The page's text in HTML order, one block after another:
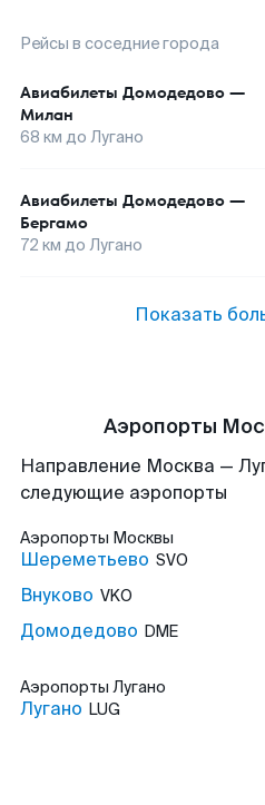
Рейсы в соседние города
Авиабилеты Домодедово —
Милан
68 км до Лугано
Авиабилеты Домодедово —
Бергамо
72 км до Лугано
Показать
Аэропорты
Направление Москва —
следующие аэропорты
Аэропорты Москвы
Шереметьево SVO
Внуково VKO
Домодедово DME
Аэропорты Лугано
Лугано LUG